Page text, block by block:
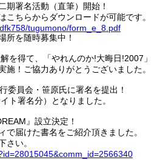
期署名活動（直筆）開始！
こちらからダウンロードが可能です。
k758/tugumono/form_e_ 8.pdf
所を随時募集中！
を得て、「やれんのか!大晦日!2007」
施！ご協力ありがとうございました。
委員会・笹原氏に署名を提出！
ト署名分）となりました。
』設立決定！
で届けた書名をご紹介頂きました。
さい。
d=28015045&comm_id=2566340